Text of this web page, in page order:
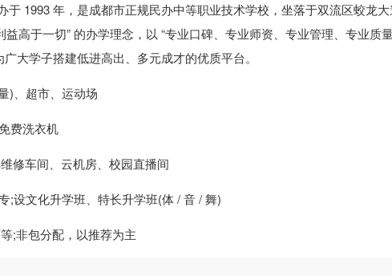
于 1993 年，是成都市正规民办中等职业技术学校，坐落于双流区蛟龙
高于一切” 的办学理念，以 “专业口碑、专业师资、专业管理、专业质
大学子搭建低进高出、多元成才的优质平台。
)、超市、运动场
费洗衣机
修车间、云机房、校园直播间
;设文化升学班、特长升学班(体 / 音 / 舞)
;非包分配，以推荐为主